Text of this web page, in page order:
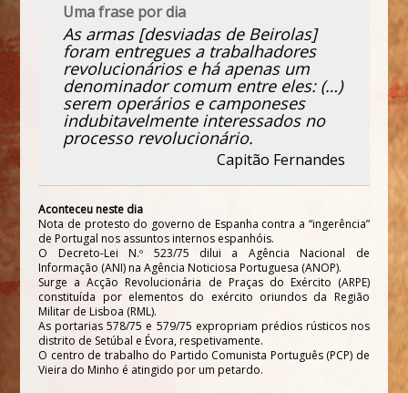
Uma frase por dia
As armas [desviadas de Beirolas]
foram entregues a trabalhadores
revolucionários e há apenas um
denominador comum entre eles: (…)
serem operários e camponeses
indubitavelmente interessados no
processo revolucionário.
Capitão Fernandes
Aconteceu neste dia
Nota de protesto do governo de Espanha contra a “ingerência”
de Portugal nos assuntos internos espanhóis.
O Decreto-Lei N.º 523/75 dilui a Agência Nacional de
Informação (ANI) na Agência Noticiosa Portuguesa (ANOP).
Surge a Acção Revolucionária de Praças do Exército (ARPE)
constituída por elementos do exército oriundos da Região
Militar de Lisboa (RML).
As portarias 578/75 e 579/75 expropriam prédios rústicos nos
distrito de Setúbal e Évora, respetivamente.
O centro de trabalho do Partido Comunista Português (PCP) de
Vieira do Minho é atingido por um petardo.